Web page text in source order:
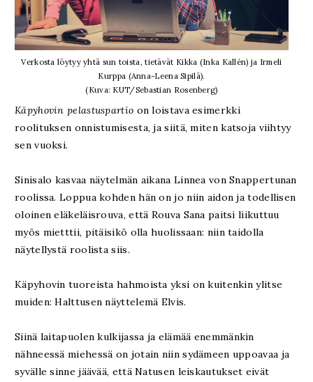
Verkosta löytyy yhtä sun toista, tietävät Kikka (Inka Kallén) ja Irmeli
Kurppa (Anna-Leena Sipilä).
(Kuva: KUT/Sebastian Rosenberg)
Käpyhovin pelastuspartio on loistava esimerkki
roolituksen onnistumisesta, ja siitä, miten katsoja viihtyy
sen vuoksi.
Sinisalo kasvaa näytelmän aikana Linnea von Snappertunan
roolissa. Loppua kohden hän on jo niin aidon ja todellisen
oloinen eläkeläisrouva, että Rouva Sana paitsi liikuttuu
myös mietttii, pitäisikö olla huolissaan: niin taidolla
näytellystä roolista siis.
Käpyhovin tuoreista hahmoista yksi on kuitenkin ylitse
muiden: Halttusen näyttelemä Elvis.
Siinä laitapuolen kulkijassa ja elämää enemmänkin
nähneessä miehessä on jotain niin sydämeen uppoavaa ja
syvälle sinne jäävää, että Natusen leiskautukset eivät